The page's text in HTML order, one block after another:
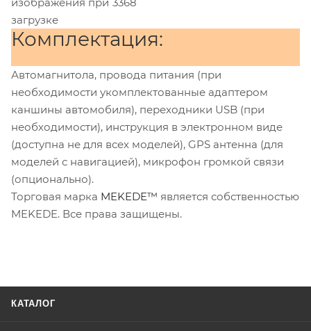
загрузке
Комплектация:
Автомагнитола, провода питания (при
необходимости укомплектованные адаптером
каншины автомобиля), переходники USB (при
необходимости), инструкция в электронном виде
(доступна не для всех моделей), GPS антенна (для
моделей с навигацией), микрофон громкой связи
(опционально).
Торговая марка MEKEDE™ является собственностью
MEKEDE. Все права защищены.
КАТАЛОГ